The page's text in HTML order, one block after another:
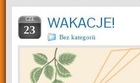
CZE
23 WAKACJE!
Bez kategorii